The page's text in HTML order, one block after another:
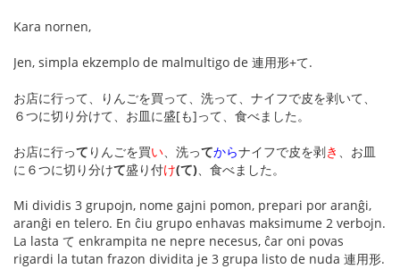
Kara nornen,
Jen, simpla ekzemplo de malmultigo de 連用形+て.
お店に行って、りんごを買って、洗って、ナイフで皮を剥いて、
６つに切り分けて、お皿に盛[も]って、食べました。
お店に行って りんごを買い、洗ってからナイフで皮を剥き 、お皿
に６つに切り分けて盛り付け(て)、食べました。
Mi dividis 3 grupojn, nome gajni pomon, prepari por aranĝi,
aranĝi en telero. En ĉiu grupo enhavas maksimume 2 verbojn.
La lasta て enkrampita ne nepre necesus, ĉar oni povas
rigardi la tutan frazon dividita je 3 grupa listo de nuda 連用形.